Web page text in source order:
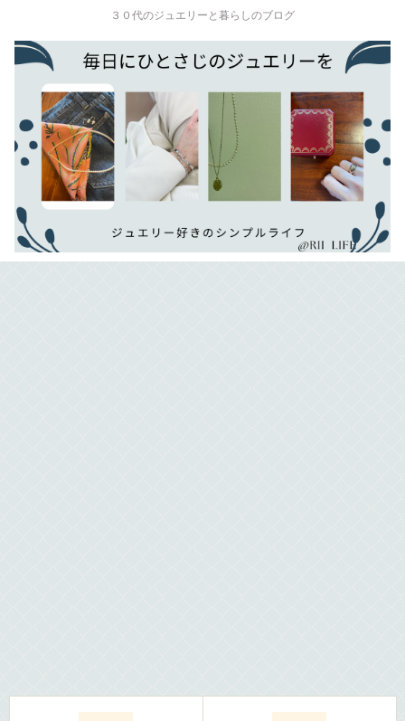
３０代のジュエリーと暮らしのブログ